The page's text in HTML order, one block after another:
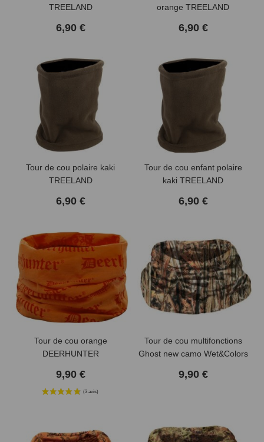
TREELAND
6,90 €
orange TREELAND
6,90 €
Tour de cou polaire kaki
TREELAND
6,90 €
Tour de cou enfant polaire
kaki TREELAND
6,90 €
Tour de cou orange
DEERHUNTER
9,90 €
Tour de cou multifonctions
Ghost new camo Wet&Colors
9,90 €